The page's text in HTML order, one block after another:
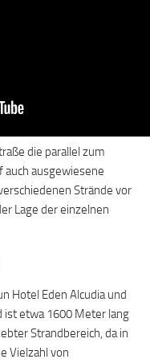
die parallel zum
ausgewiesene
Strände vor
Lage der einzelnen
Hotel Eden Alcudia und
ist etwa 1600 Meter lang
Strandbereich, da in
Vielzahl von